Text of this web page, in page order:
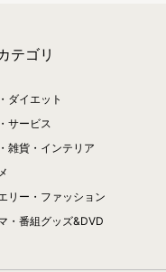
テゴリ
ダイエット
サービス
雑貨・インテリア
リー・ファッション
・番組グッズ&DVD